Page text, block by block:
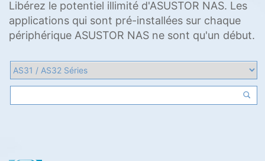
Libérez le potentiel illimité d'ASUSTOR NAS. Les
applications qui sont pré-installées sur chaque
périphérique ASUSTOR NAS ne sont qu'un début.